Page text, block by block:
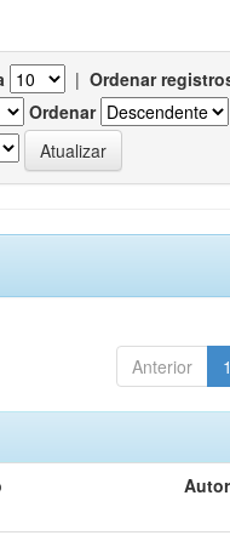
| Ordenar
Ordenar
Anterior 1